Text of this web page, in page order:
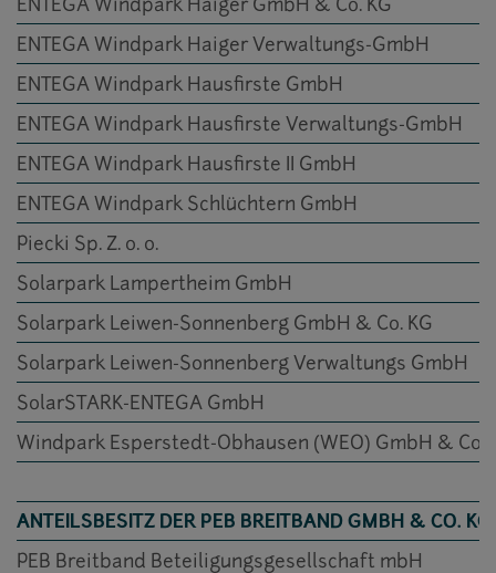
ENTEGA Windpark Haiger GmbH & Co. KG
ENTEGA Windpark Haiger Verwaltungs-GmbH
ENTEGA Windpark Hausfirste GmbH
ENTEGA Windpark Hausfirste Verwaltungs-GmbH
ENTEGA Windpark Hausfirste II GmbH
ENTEGA Windpark Schlüchtern GmbH
Piecki Sp. Z. o. o.
Solarpark Lampertheim GmbH
Solarpark Leiwen-Sonnenberg GmbH & Co. KG
Solarpark Leiwen-Sonnenberg Verwaltungs GmbH
SolarSTARK-ENTEGA GmbH
Windpark Esperstedt-Obhausen (WEO) GmbH & Co.
ANTEILSBESITZ DER PEB BREITBAND GMBH & CO.
PEB Breitband Beteiligungsgesellschaft mbH